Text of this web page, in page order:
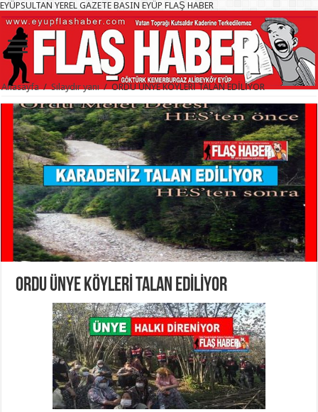
EYÜPSULTAN YEREL GAZETE BASIN EYÜP FLAŞ HABER
Anasayfa / Sılaydır yanı / ORDU ÜNYE KÖYLERİ TALAN EDİLİYOR
ORDU ÜNYE KÖYLERİ TALAN EDİLİYOR